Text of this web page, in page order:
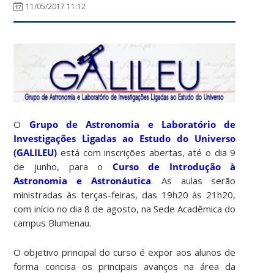
11/05/2017 11:12
O Grupo de Astronomia e Laboratório de
Investigações Ligadas ao Estudo do Universo
(GALILEU)está com inscrições abertas, até o dia 9
de junho, para o Curso de Introdução à
Astronomia e Astronáutica. As aulas serão
ministradas às terças-feiras, das 19h20 às 21h20,
com início no dia 8 de agosto, na Sede Acadêmica do
campus Blumenau.
O objetivo principal do curso é expor aos alunos de
forma concisa os principais avanços na área da